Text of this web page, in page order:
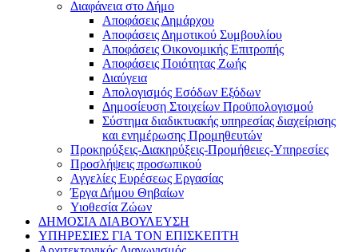
Διαφάνεια στο Δήμο
Αποφάσεις Δημάρχου
Αποφάσεις Δημοτικού Συμβουλίου
Αποφάσεις Οικονομικής Επιτροπής
Αποφάσεις Ποιότητας Ζωής
Διαύγεια
Απολογισμός Εσόδων Εξόδων
Δημοσίευση Στοιχείων Προϋπολογισμού
Σύστημα διαδικτυακής υπηρεσίας διαχείρισης
και ενημέρωσης Προμηθευτών
Προκηρύξεις-Διακηρύξεις-Προμήθειες-Υπηρεσίες
Προσλήψεις προσωπικού
Αγγελίες Ευρέσεως Εργασίας
Έργα Δήμου Θηβαίων
Υιοθεσία Ζώων
ΔΗΜΟΣΙΑ ΔΙΑΒΟΥΛΕΥΣΗ
ΥΠΗΡΕΣΙΕΣ ΓΙΑ ΤΟΝ ΕΠΙΣΚΕΠΤΗ